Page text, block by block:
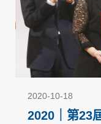
2020-10-18
2020｜第23